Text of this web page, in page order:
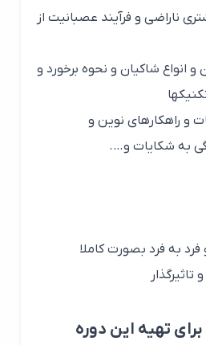
ناراضی وفرآیند عصبانیت از
شاکیان و نحوه برخورد و
هکارهای نوین و
شکایات و….
فرد بصورت کاملا
تهیه این دوره